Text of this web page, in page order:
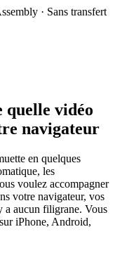
· Sans transfert
quelle vidéo
navigateur
en quelques
les
voulez accompagner
votre navigateur, vos
a aucun filigrane. Vous
iPhone, Android,